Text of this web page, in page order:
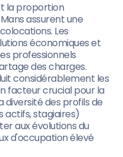
la proportion
assurent une
Les
économiques et
professionnels
des charges.
considérablement les
facteur crucial pour la
diversité des profils de
actifs, stagiaires)
aux évolutions du
d'occupation élevé